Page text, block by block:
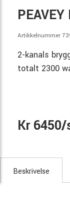
Artikkelnummer
2-kanals
totalt 2300
Kr
Beskrivelse